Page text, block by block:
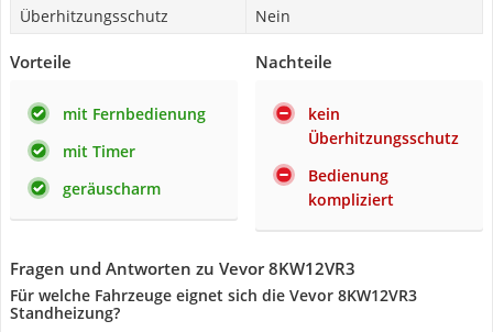
Überhitzungsschutz
Nein
Vorteile
mit Fernbedienung
mit Timer
geräuscharm
Nachteile
kein
Überhitzungsschutz
Bedienung
kompliziert
Fragen und Antworten zu Vevor 8KW12VR3
Für welche Fahrzeuge eignet sich die Vevor 8KW12VR3
Standheizung?